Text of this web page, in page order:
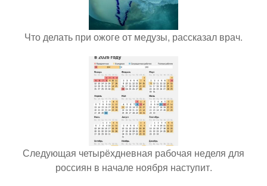
Что делать при ожоге от медузы, рассказал врач.
Следующая четырёхдневная рабочая неделя для
россиян в начале ноября наступит.